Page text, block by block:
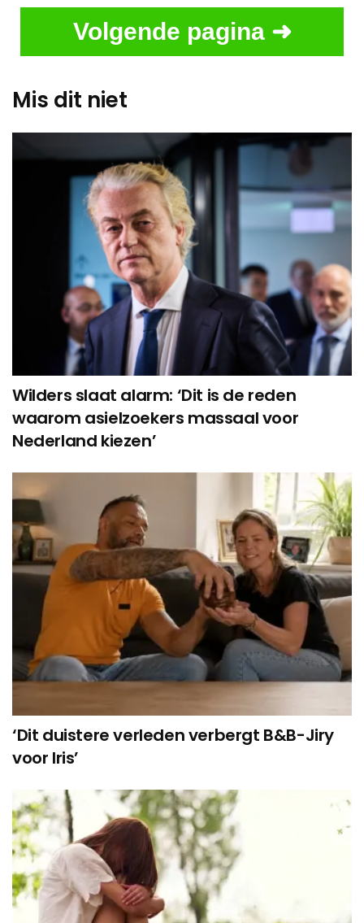
Volgende pagina ➜
Mis dit niet
Wilders slaat alarm: ‘Dit is de reden
waarom asielzoekers massaal voor
Nederland kiezen’
‘Dit duistere verleden verbergt B&B-Jiry
voor Iris’